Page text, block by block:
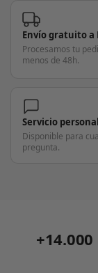
Envío gratuito a
Procesamos tu
menos de 48h.
Servicio
Disponible para
pregunta.
+14.000